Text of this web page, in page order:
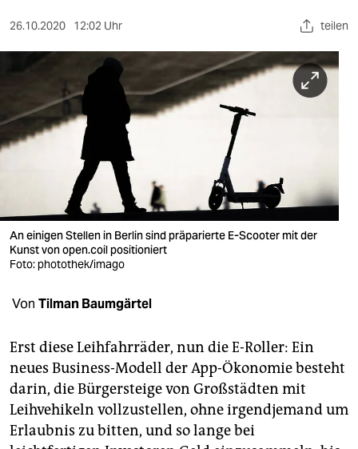
sport
nord
wahrheit
verlag
veranstaltungen
unterstützen
abo
genossenschaft
epaper login
26.10.2020 12:02 Uhr teilen
An einigen Stellen in Berlin sind präparierte E-Scooter mit der
Kunst von open.coil positioniert
Foto: photothek/imago
Von Tilman Baumgärtel
Erst diese Leihfahrräder, nun die E-Roller: Ein
neues Business-Modell der App-Ökonomie besteht
darin, die Bürgersteige von Großstädten mit
Leihvehikeln vollzustellen, ohne irgendjemand um
Erlaubnis zu bitten, und so lange bei